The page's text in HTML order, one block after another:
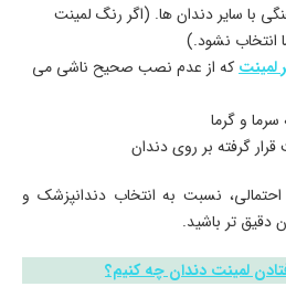
با سایر دندان‌ ها. (اگر رنگ لمینت
انتخاب نشود.)
لمینتکه از عدم نصب صحیح ناشی می‌
و گرما
گرفته بر روی دندان
نسبت به انتخاب دندانپزشک و
دقیق‌ تر باشید.
لمینت دندان چه کنیم؟